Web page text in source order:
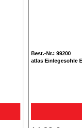
Best.-Nr.: 99200
atlas Einlegesohle